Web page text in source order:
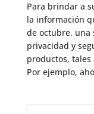
Para brindar a
la información
de octubre, una
privacidad y
productos, tales
Por ejemplo,